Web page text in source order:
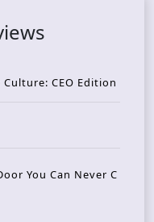
Culture: CEO Edition
You Can Never C